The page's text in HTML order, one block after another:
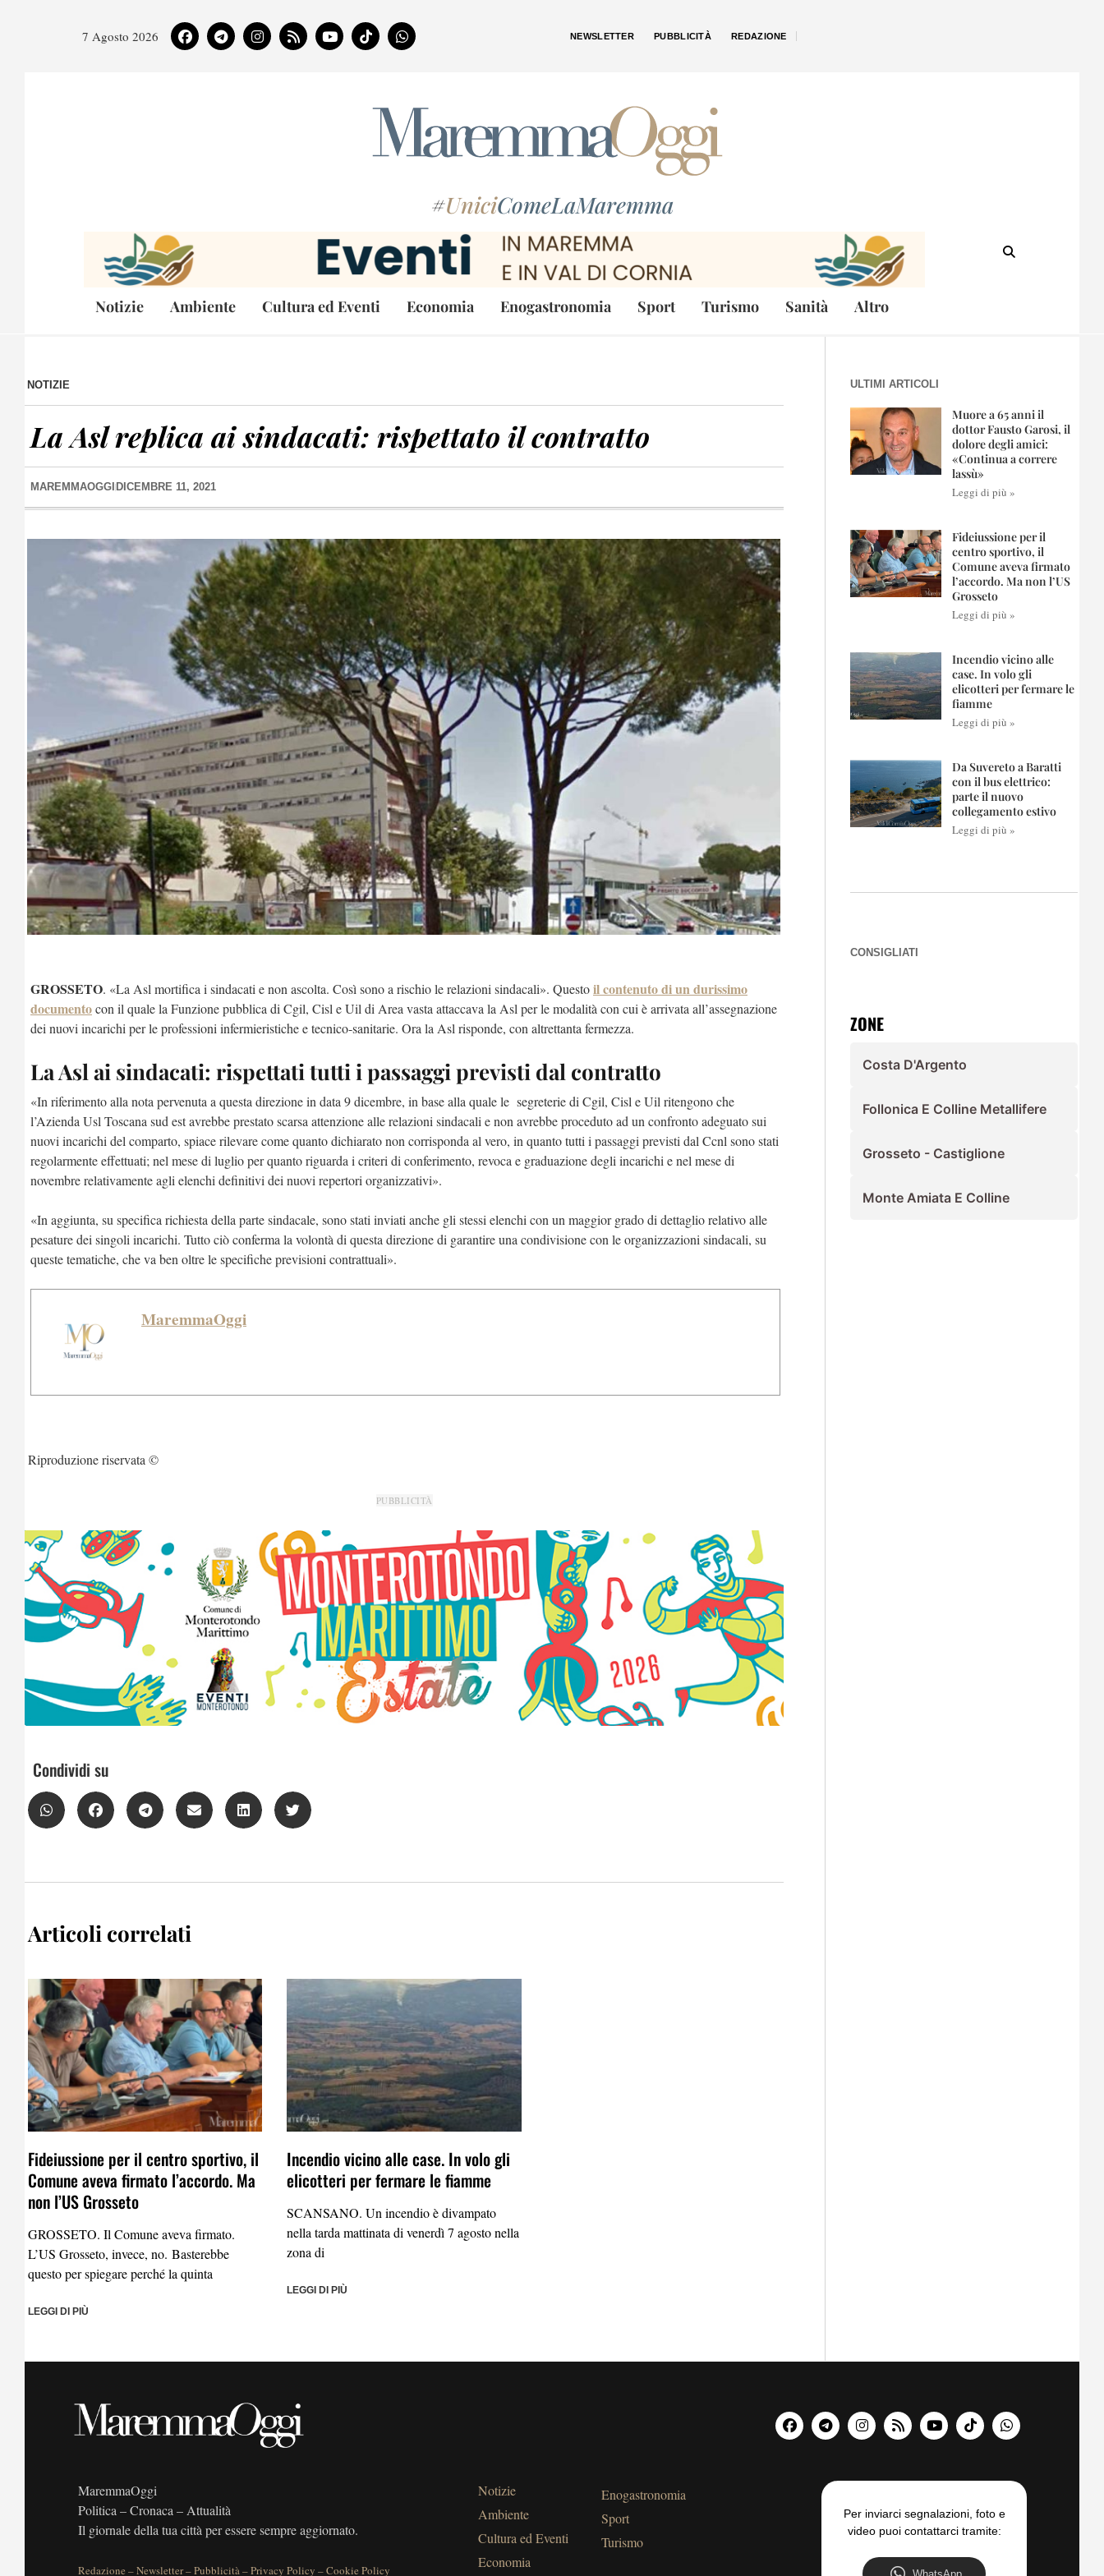
7 Agosto 2026 NEWSLETTER PUBBLICITÀ REDAZIONE
#UniciComeLaMaremma
Notizie Ambiente Cultura ed Eventi Economia Enogastronomia Sport Turismo Sanità Altro
NOTIZIE
La Asl replica ai sindacati: rispettato il contratto
MAREMMAOGGI DICEMBRE 11, 2021
GROSSETO. «La Asl mortifica i sindacati e non ascolta. Così sono a rischio le relazioni sindacali». Questoil contenuto di un durissimo
documentocon il quale la Funzione pubblica di Cgil, Cisl e Uil di Area vasta attaccava la Asl per le modalità con cui è arrivata all’assegnazione
dei nuovi incarichi per le professioni infermieristiche e tecnico-sanitarie. Ora la Asl risponde, con altrettanta fermezza.
La Asl ai sindacati: rispettati tutti i passaggi previsti dal contratto
«In riferimento alla nota pervenuta a questa direzione in data 9 dicembre, in base alla quale le segreterie di Cgil, Cisl e Uil ritengono che
l’Azienda Usl Toscana sud est avrebbe prestato scarsa attenzione alle relazioni sindacali e non avrebbe proceduto ad un confronto adeguato sui
nuovi incarichi del comparto, spiace rilevare come quanto dichiarato non corrisponda al vero, in quanto tutti i passaggi previsti dal Ccnl sono stati
regolarmente effettuati; nel mese di luglio per quanto riguarda i criteri di conferimento, revoca e graduazione degli incarichi e nel mese di
novembre relativamente agli elenchi definitivi dei nuovi repertori organizzativi».
«In aggiunta, su specifica richiesta della parte sindacale, sono stati inviati anche gli stessi elenchi con un maggior grado di dettaglio relativo alle
pesature dei singoli incarichi. Tutto ciò conferma la volontà di questa direzione di garantire una condivisione con le organizzazioni sindacali, su
queste tematiche, che va ben oltre le specifiche previsioni contrattuali».
MaremmaOggi
Riproduzione riservata ©
PUBBLICITÀ
Condividi su
Articoli correlati
Fideiussione per il centro sportivo, il
Comune aveva firmato l’accordo. Ma
non l’US Grosseto
GROSSETO. Il Comune aveva firmato.
L’US Grosseto, invece, no. Basterebbe
questo per spiegare perché la quinta
LEGGI DI PIÙ
Incendio vicino alle case. In volo gli
elicotteri per fermare le fiamme
SCANSANO. Un incendio è divampato
nella tarda mattinata di venerdì 7 agosto nella
zona di
LEGGI DI PIÙ
ULTIMI ARTICOLI
Muore a 65 anni il
dottor Fausto Garosi, il
dolore degli amici:
«Continua a correre
lassù»
Leggi di più »
Fideiussione per il
centro sportivo, il
Comune aveva firmato
l’accordo. Ma non l’US
Grosseto
Leggi di più »
Incendio vicino alle
case. In volo gli
elicotteri per fermare le
fiamme
Leggi di più »
Da Suvereto a Baratti
con il bus elettrico:
parte il nuovo
collegamento estivo
Leggi di più »
CONSIGLIATI
ZONE
Costa D'Argento
Follonica E Colline Metallifere
Grosseto - Castiglione
Monte Amiata E Colline
MaremmaOggi
Politica – Cronaca – Attualità
Il giornale della tua città per essere sempre aggiornato.
Redazione –Newsletter–Pubblicità–Privacy Policy –Cookie Policy
Notizie
Ambiente
Cultura ed Eventi
Economia
Enogastronomia
Sport
Turismo
Per inviarci segnalazioni, foto e
video puoi contattarci tramite: